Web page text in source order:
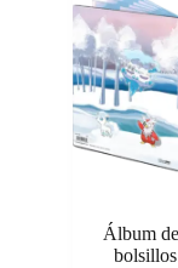
39,95 €.
35,95 €.
Álbum